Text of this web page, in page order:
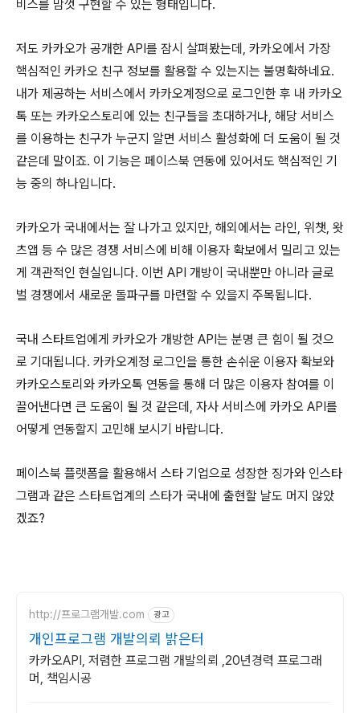
비스를 맘껏 구현할 수 있는 형태입니다.
저도 카카오가 공개한 API를 잠시 살펴봤는데, 카카오에서 가장
핵심적인 카카오 친구 정보를 활용할 수 있는지는 불명확하네요.
내가 제공하는 서비스에서 카카오계정으로 로그인한 후 내 카카오
톡 또는 카카오스토리에 있는 친구들을 초대하거나, 해당 서비스
를 이용하는 친구가 누군지 알면 서비스 활성화에 더 도움이 될 것
같은데 말이죠. 이 기능은 페이스북 연동에 있어서도 핵심적인 기
능 중의 하나입니다.
카카오가 국내에서는 잘 나가고 있지만, 해외에서는 라인, 위챗, 왓
츠앱 등 수 많은 경쟁 서비스에 비해 이용자 확보에서 밀리고 있는
게 객관적인 현실입니다. 이번 API 개방이 국내뿐만 아니라 글로
벌 경쟁에서 새로운 돌파구를 마련할 수 있을지 주목됩니다.
국내 스타트업에게 카카오가 개방한 API는 분명 큰 힘이 될 것으
로 기대됩니다. 카카오계정 로그인을 통한 손쉬운 이용자 확보와
카카오스토리와 카카오톡 연동을 통해 더 많은 이용자 참여를 이
끌어낸다면 큰 도움이 될 것 같은데, 자사 서비스에 카카오 API를
어떻게 연동할지 고민해 보시기 바랍니다.
페이스북 플랫폼을 활용해서 스타 기업으로 성장한 징가와 인스타
그램과 같은 스타트업계의 스타가 국내에 출현할 날도 머지 않았
겠죠?
http://프로그램개발.com 광고
개인프로그램 개발의뢰 밝은터
카카오API, 저렴한 프로그램 개발의뢰 ,20년경력 프로그래
머, 책임시공